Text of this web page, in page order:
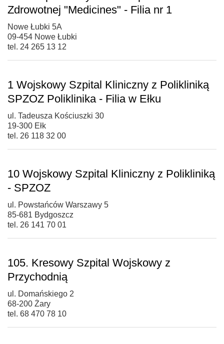
Zdrowotnej "Medicines" - Filia nr 1
Nowe Łubki 5A
09-454 Nowe Łubki
tel. 24 265 13 12
1 Wojskowy Szpital Kliniczny z Polikliniką
SPZOZ Poliklinika - Filia w Ełku
ul. Tadeusza Kościuszki 30
19-300 Ełk
tel. 26 118 32 00
10 Wojskowy Szpital Kliniczny z Polikliniką
- SPZOZ
ul. Powstańców Warszawy 5
85-681 Bydgoszcz
tel. 26 141 70 01
105. Kresowy Szpital Wojskowy z
Przychodnią
ul. Domańskiego 2
68-200 Żary
tel. 68 470 78 10